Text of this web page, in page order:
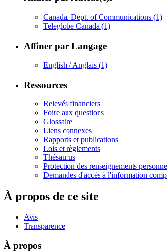
Canada. Dept. of Communications (1)
Teleglobe Canada (1)
Affiner par Langage
English / Anglais (1)
Ressources
Relevés financiers
Foire aux questions
Glossaire
Liens connexes
Rapports et publications
Lois et règlements
Thésaurus
Protection des renseignements
Demandes d'accès à l'information
À propos de ce site
Avis
Transparence
À propos